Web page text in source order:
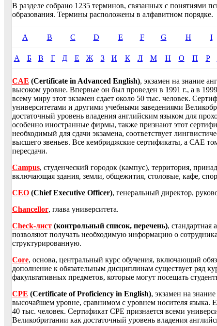
В разделе собрано 1235 терминов, связанных с понятиями
образования. Термины расположены в алфавитном порядке.
A B C D E F G H I
А Б В Г Д Е Ж З И К Л М Н О П Р
CAE (Certificate in Advanced English), экзамен на знание
высоком уровне. Впервые он был проведен в 1991 г., а в
всему миру этот экзамен сдает около 50 тыс. человек.
университетами и другими учебными заведениями
достаточный уровень владения английским языком для
особенно иностранные фирмы, также признают этот
необходимый для сдачи экзамена, соответствует
высшего звеньев. Все кембриджские сертификаты, а САЕ
пересдачи.
Campus, студенческий городок (кампус), территория,
включающая здания, земли, общежития, столовые, кафе,
CEO (Chief Executive Officer), генеральный директор,
Chancellor, глава университета.
Check-лист (контрольный список, перечень), стандартная
позволяют получать необходимую информацию о
структурированную.
Core, основа, центральный курс обучения, включающий
дополнение к обязательным дисциплинам существует ряд
факультативных предметов, которые могут посещать
CPE (Certificate of Proficiency in English), экзамен на
высочайшем уровне, сравнимом с уровнем носителя языка.
40 тыс. человек. Сертификат СРЕ признается всеми
Великобритании как достаточный уровень владения